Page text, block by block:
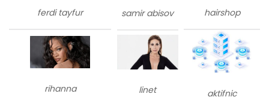
ferdi tayfur samir abisov hairshop
rihanna linet aktifnic